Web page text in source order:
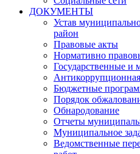
ДОКУМЕНТЫ
Устав
район
Правовые акты
Нормативно
Государственные и
Антикоррупционная
Бюджетные
Порядок
Обнародование
Отчеты
Муниципальное
Ведомственные